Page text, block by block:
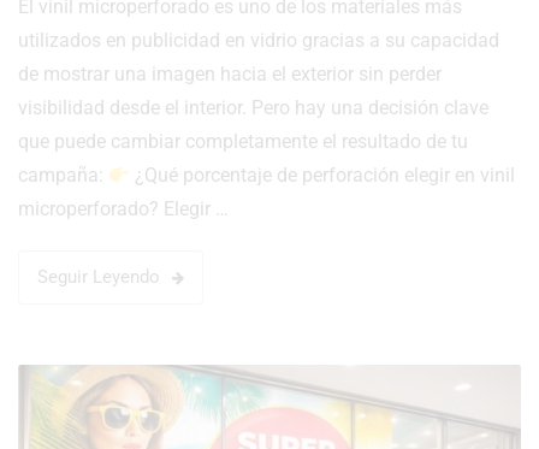
El vinil microperforado es uno de los materiales más
utilizados en publicidad en vidrio gracias a su capacidad
de mostrar una imagen hacia el exterior sin perder
visibilidad desde el interior. Pero hay una decisión clave
que puede cambiar completamente el resultado de tu
campaña:
¿Qué porcentaje de perforación elegir en vinil
microperforado? Elegir …
Seguir Leyendo